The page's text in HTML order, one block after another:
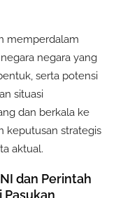
memperdalam
negara yang
serta potensi
situasi
dan berkala ke
keputusan strategis
aktual.
dan Perintah